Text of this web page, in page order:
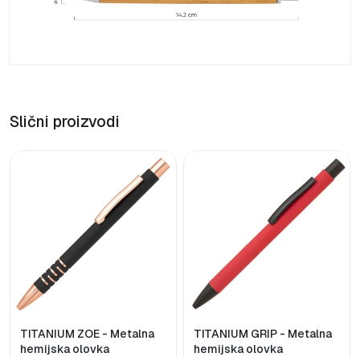
Slični proizvodi
TITANIUM ZOE - Metalna
hemijska olovka
TITANIUM GRIP - Metalna
hemijska olovka